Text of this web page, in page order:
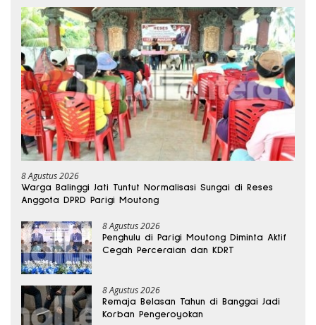
8 Agustus 2026
Warga Balinggi Jati Tuntut Normalisasi Sungai di Reses
Anggota DPRD Parigi Moutong
8 Agustus 2026
Penghulu di Parigi Moutong Diminta Aktif
Cegah Perceraian dan KDRT
8 Agustus 2026
Remaja Belasan Tahun di Banggai Jadi
Korban Pengeroyokan